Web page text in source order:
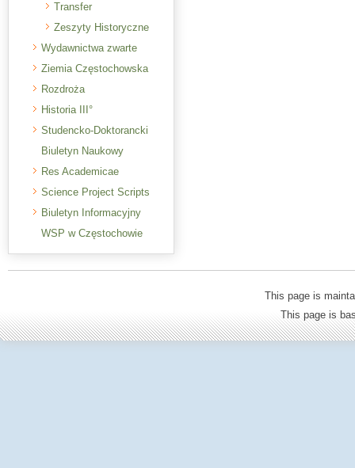
Transfer
Zeszyty Historyczne
Wydawnictwa zwarte
Ziemia Częstochowska
Rozdroża
Historia III°
Studencko-Doktorancki
Biuletyn Naukowy
Res Academicae
Science Project Scripts
Biuletyn Informacyjny
WSP w Częstochowie
This page is
This page is